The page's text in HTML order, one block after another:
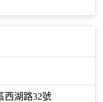
西湖路32號